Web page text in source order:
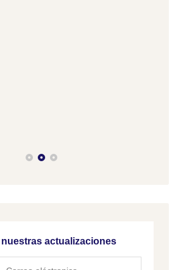
nuestras actualizaciones